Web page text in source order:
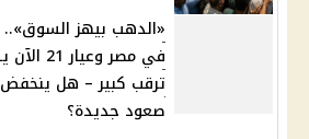
«الدهب بيهز
في مصر
ترقب كبير – هل ينخفض
صعود جديدة؟